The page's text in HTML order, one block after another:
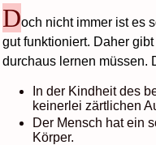
Doch nicht immer ist es
gut funktioniert. Daher
durchaus lernen müssen.
In der Kindheit des
keinerlei zärtlichen
Der Mensch hat ein
Körper.